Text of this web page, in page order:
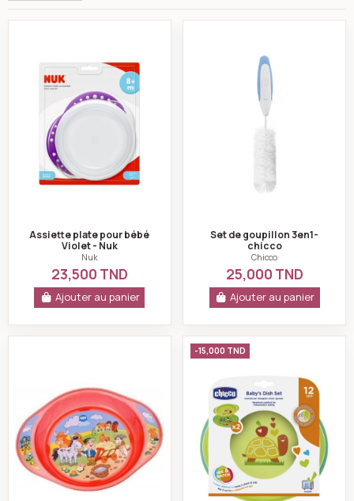
Assiette plate pour bébé
Violet - Nuk
Nuk
23,500 TND
Ajouter au panier
Set de goupillon 3en1-
chicco
Chicco
25,000 TND
Ajouter au panier
Bol décoré creuse rouge - baby nova
-15,000 TND